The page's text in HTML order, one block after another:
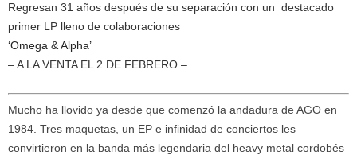
Regresan 31 años después de su separación con un destacado
primer LP lleno de colaboraciones
‘Omega & Alpha’
– A LA VENTA EL 2 DE FEBRERO –
Mucho ha llovido ya desde que comenzó la andadura de AGO en
1984. Tres maquetas, un EP e infinidad de conciertos les
convirtieron en la banda más legendaria del heavy metal cordobés